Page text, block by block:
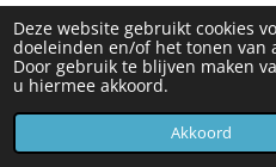
Deze website gebruikt cookies
doeleinden en/of het tonen van
Door gebruik te blijven maken
u hiermee akkoord.
Akkoord
© 2024 KRSG
Powered byJouwWeb
E-mailadres